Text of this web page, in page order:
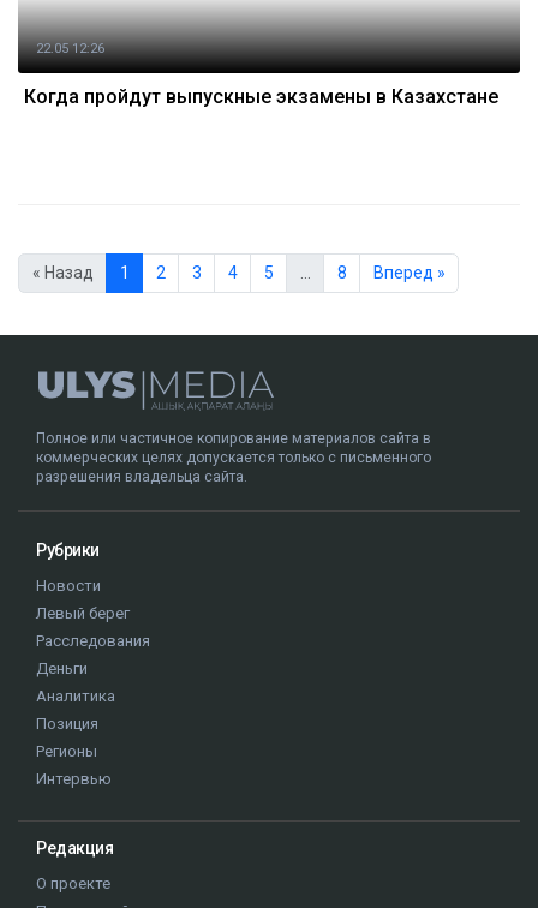
22.05 12:26
Когда пройдут выпускные экзамены в Казахстане
« Назад 1 2 3 4 5 … 8 Вперед »
Полное или частичное копирование материалов сайта в
коммерческих целях допускается только с письменного
разрешения владельца сайта.
Рубрики
Новости
Левый берег
Расследования
Деньги
Аналитика
Позиция
Регионы
Интервью
Редакция
О проекте